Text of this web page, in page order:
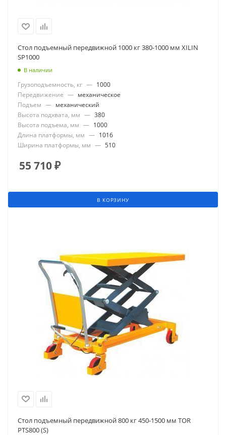
Стол подъемный передвижной 1000 кг 380-1000 мм XILIN
SP1000
В наличии
Грузоподъемность, кг — 1000
Передвижение — механическое
Подъем — механический
Высота подхвата, мм — 380
Высота подъема, мм — 1000
Длина платформы, мм — 1016
Ширина платформы, мм — 510
55 710₽
В КОРЗИНУ
Стол подъемный передвижной 800 кг 450-1500 мм TOR
PTS800 (S)